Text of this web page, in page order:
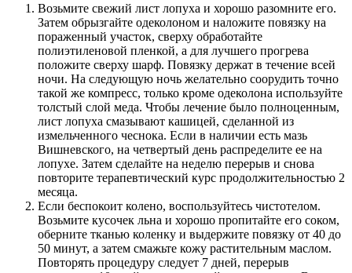
Возьмите свежий лист лопуха и хорошо разомните его.
Затем обрызгайте одеколоном и наложите повязку на
пораженный участок, сверху обработайте
полиэтиленовой пленкой, а для лучшего прогрева
положите сверху шарф. Повязку держат в течение всей
ночи. На следующую ночь желательно соорудить точно
такой же компресс, только кроме одеколона используйте
толстый слой меда. Чтобы лечение было полноценным,
лист лопуха смазывают кашицей, сделанной из
измельченного чеснока. Если в наличии есть мазь
Вишневского, на четвертый день распределите ее на
лопухе. Затем сделайте на неделю перерыв и снова
повторите терапевтический курс продолжительностью 2
месяца.
Если беспокоит колено, воспользуйтесь чистотелом.
Возьмите кусочек льна и хорошо пропитайте его соком,
оберните тканью коленку и выдержите повязку от 40 до
50 минут, а затем смажьте кожу растительным маслом.
Повторять процедуру следует 7 дней, перерыв